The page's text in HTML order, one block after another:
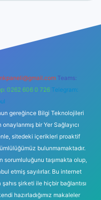
Teams:
0262 606 0 726 Telegram:
gereğince Bilgi Teknolojileri
bir Yer Sağlayıcı
sitedeki içerikleri proaktif
bulunmamaktadır.
sorumluluğunu taşımakta olup,
etmiş sayılırlar. Bu internet
şirketi ile hiçbir bağlantısı
hazırladığımız makaleler